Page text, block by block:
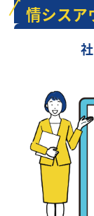
情シスア